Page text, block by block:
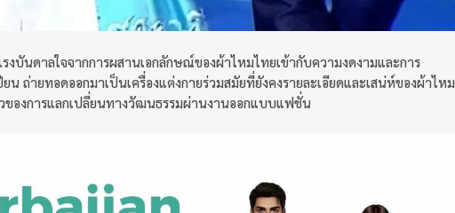
งบันดาลใจจากการผสานเอกลักษณ์ของผ้าไหมไทยเข้ากับความงดงามและการ
น ถ่ายทอดออกมาเป็นเครื่องแต่งกายร่วมสมัยที่ยังคงรายละเอียดและเสน่ห์ของผ้าไหม
ของการแลกเปลี่ยนทางวัฒนธรรมผ่านงานออกแบบแฟชั่น